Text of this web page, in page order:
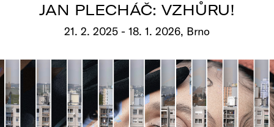
Pro děti
edu
Vše o ČT
JAN PLECHÁČ: VZHŮRU!
21. 2. 2025 - 18. 1. 2026, Brno